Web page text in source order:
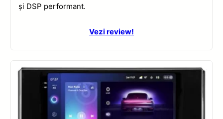
și DSP performant.
Vezi review!